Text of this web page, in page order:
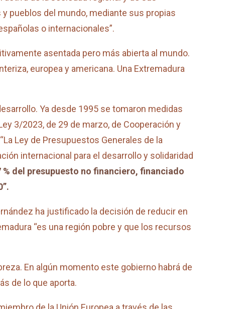
pueblos del mundo, mediante sus propias
o internacionales”.
asentada pero más abierta al mundo.
europea y americana. Una Extremadura
Ya desde 1995 se tomaron medidas
3/2023, de 29 de marzo, de Cooperación y
Ley de Presupuestos Generales de la
internacional para el desarrollo y solidaridad
del presupuesto no financiero, financiado
ha justificado la decisión de reducir en
“es una región pobre y que los recursos
En algún momento este gobierno habrá de
de lo que aporta.